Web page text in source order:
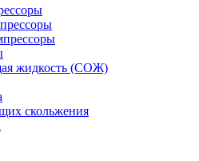
жидкость (СОЖ)
скольжения